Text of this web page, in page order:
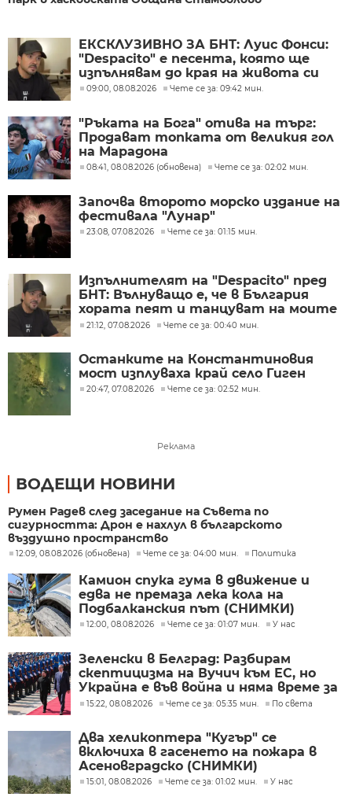
ЕКСКЛУЗИВНО ЗА БНТ: Луис Фонси:
"Despacito" е песента, която ще
изпълнявам до края на живота си
09:00, 08.08.2026 Чете се за: 09:42 мин.
"Ръката на Бога" отива на търг:
Продават топката от великия гол
на Марадона
08:41, 08.08.2026 (обновена) Чете се за: 02:02 мин.
Започва второто морско издание на
фестивала "Лунар"
23:08, 07.08.2026 Чете се за: 01:15 мин.
Изпълнителят на "Despacito" пред
БНТ: Вълнуващо е, че в България
хората пеят и танцуват на моите
песни
21:12, 07.08.2026 Чете се за: 00:40 мин.
Останките на Константиновия
мост изплуваха край село Гиген
20:47, 07.08.2026 Чете се за: 02:52 мин.
Реклама
ВОДЕЩИ НОВИНИ
Румен Радев след заседание на Съвета по
сигурността: Дрон е нахлул в българското
въздушно пространство
12:09, 08.08.2026 (обновена) Чете се за: 04:00 мин. Политика
Камион спука гума в движение и
едва не премаза лека кола на
Подбалканския път (СНИМКИ)
12:00, 08.08.2026 Чете се за: 01:07 мин. У нас
Зеленски в Белград: Разбирам
скептицизма на Вучич към ЕС, но
Украйна е във война и няма време за
скептицизъм
15:22, 08.08.2026 Чете се за: 05:35 мин. По света
Два хеликоптера "Кугър" се
включиха в гасенето на пожара в
Асеновградско (СНИМКИ)
15:01, 08.08.2026 Чете се за: 01:02 мин. У нас